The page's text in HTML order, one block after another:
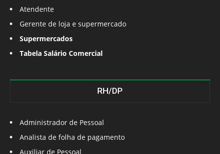
Atendente
Gerente de loja e supermercado
Supermercados
Tabela Salário Comercial
RH/DP
Administrador de Pessoal
Analista de folha de pagamento
Auxiliar de Pessoal